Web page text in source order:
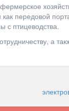
передовой
с птицеводства.
а